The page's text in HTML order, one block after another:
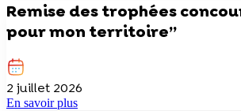
Remise des trophées
pour mon territoire”
2 juillet 2026
En savoir plus